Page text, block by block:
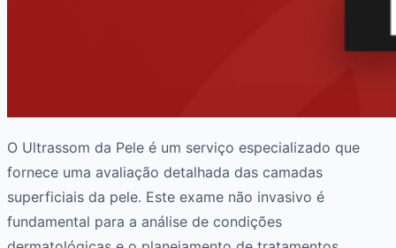
O Ultrassom da Pele é um serviço especializado que
fornece uma avaliação detalhada das camadas
superficiais da pele. Este exame não invasivo é
fundamental para a análise de condições